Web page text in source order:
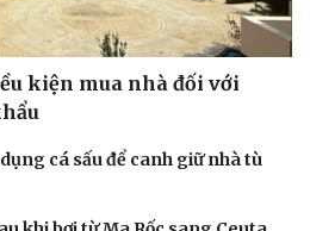
kiện mua nhà đối với
cá sấu để canh giữ nhà tù